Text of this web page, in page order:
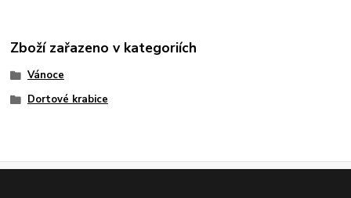
Zboží zařazeno v kategoriích
Vánoce
Dortové krabice